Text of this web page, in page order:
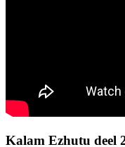
Kalam Ezhutu deel